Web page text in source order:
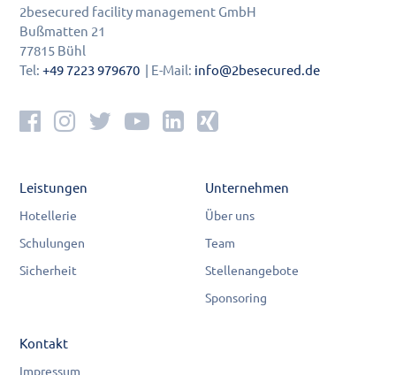
2besecured facility management GmbH
Bußmatten 21
77815 Bühl
Tel:+49 7223 979670 | E-Mail: info@2besecured.de
Leistungen
Hotellerie
Schulungen
Sicherheit
Unternehmen
Über uns
Team
Stellenangebote
Sponsoring
Kontakt
Impressum